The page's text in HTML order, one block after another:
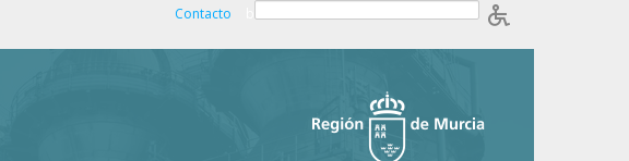
Contacto